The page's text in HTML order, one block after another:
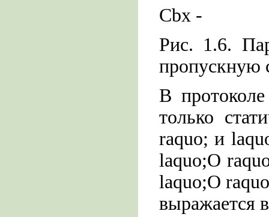
Cbx -
Рис. 1.6.
пропускную
В
только
raquo; и
laquo;О
laquo;О
выражается